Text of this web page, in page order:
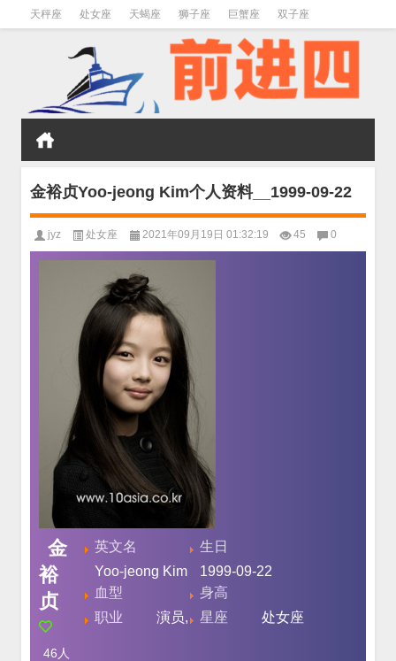
天秤座 处女座 天蝎座 狮子座 巨蟹座 双子座
金裕贞Yoo-jeong Kim个人资料__1999-09-22
jyz 处女座 2021年09月19日 01:32:19 45 0
金
裕
贞
46 人
英文名
Yoo-jeong Kim
生日
1999-09-22
血型
身高
职业
演员, 星座 处女座